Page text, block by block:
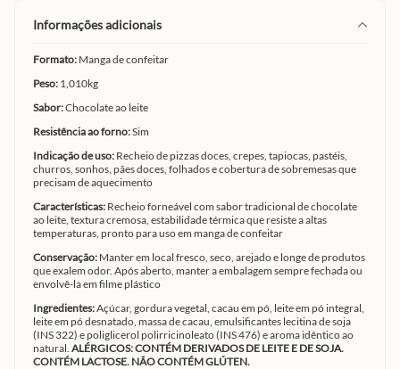
informações adicionais
Formato: Manga de confeitar
Peso: 1,010kg
Sabor:Chocolate ao leite
Resistência ao forno:Sim
Indicação de uso: Recheio de pizzas doces, crepes, tapiocas, pastéis,
churros, sonhos, pães doces, folhados e cobertura de sobremesas que
precisam de aquecimento
Características: Recheio forneável com sabor tradicional de chocolate
ao leite, textura cremosa, estabilidade térmica que resiste a altas
temperaturas, pronto para uso em manga de confeitar
Conservação: Manter em local fresco, seco, arejado e longe de produtos
que exalem odor. Após aberto, manter a embalagem sempre fechada ou
envolvê-la em filme plástico
Ingredientes:Açúcar, gordura vegetal, cacau em pó, leite em pó integral,
leite em pó desnatado, massa de cacau, emulsificantes lecitina de soja
(INS 322) e poliglicerol polirricinoleato (INS 476) e aroma idêntico ao
natural. ALÉRGICOS: CONTÉM DERIVADOS DE LEITE E DE SOJA.
CONTÉM LACTOSE. NÃO CONTÉM GLÚTEN.